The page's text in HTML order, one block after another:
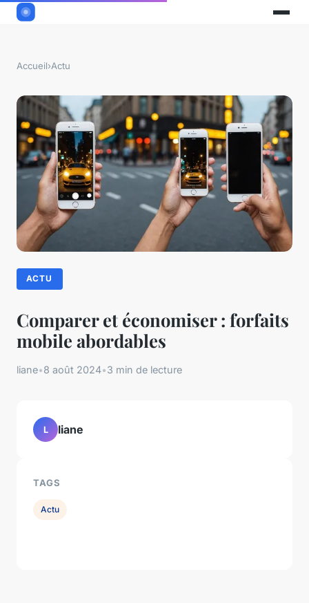
Accueil›Actu
ACTU
Comparer et économiser : forfaits
mobile abordables
liane•8 août 2024•3 min de lecture
L liane
TAGS
Actu